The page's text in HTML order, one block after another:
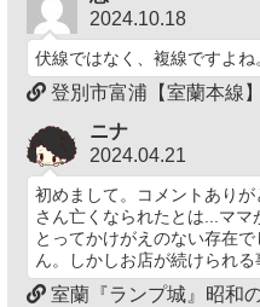
2024.10.18
伏線ではなく、複線ですよね
登別市富浦【室蘭本線
ニナ
2024.04.21
初めまして。コメントあり
さん亡くなられたとは...マ
とってかけがえのない存在
ん。しかしお店が続けられる
室蘭『ランプ城』昭和